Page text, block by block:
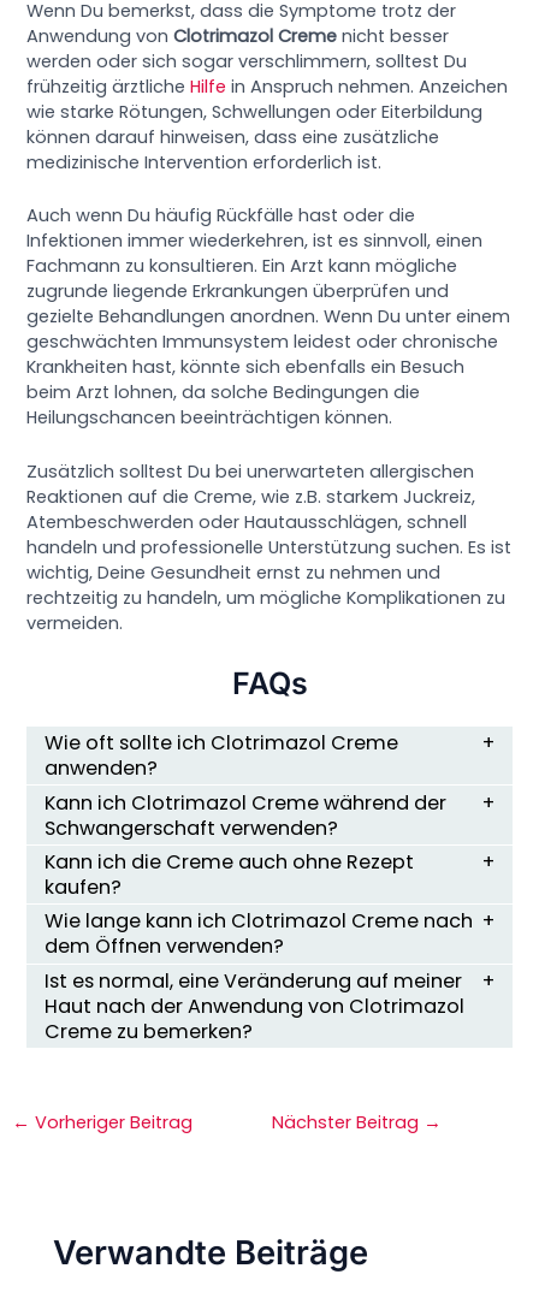
Wenn Du bemerkst, dass die Symptome trotz der
Anwendung vonClotrimazol Creme nicht besser
werden oder sich sogar verschlimmern, solltest Du
frühzeitig ärztlicheHilfe in Anspruch nehmen. Anzeichen
wie starke Rötungen, Schwellungen oder Eiterbildung
können darauf hinweisen, dass eine zusätzliche
medizinische Intervention erforderlich ist.
Auch wenn Du häufig Rückfälle hast oder die
Infektionen immer wiederkehren, ist es sinnvoll, einen
Fachmann zu konsultieren. Ein Arzt kann mögliche
zugrunde liegende Erkrankungen überprüfen und
gezielte Behandlungen anordnen. Wenn Du unter einem
geschwächten Immunsystem leidest oder chronische
Krankheiten hast, könnte sich ebenfalls ein Besuch
beim Arzt lohnen, da solche Bedingungen die
Heilungschancen beeinträchtigen können.
Zusätzlich solltest Du bei unerwarteten allergischen
Reaktionen auf die Creme, wie z.B. starkem Juckreiz,
Atembeschwerden oder Hautausschlägen, schnell
handeln und professionelle Unterstützung suchen. Es ist
wichtig, Deine Gesundheit ernst zu nehmen und
rechtzeitig zu handeln, um mögliche Komplikationen zu
vermeiden.
FAQs
Wie oft sollte ich Clotrimazol Creme
anwenden?
Kann ich Clotrimazol Creme während der
Schwangerschaft verwenden?
Kann ich die Creme auch ohne Rezept
kaufen?
Wie lange kann ich Clotrimazol Creme nach
dem Öffnen verwenden?
Ist es normal, eine Veränderung auf meiner
Haut nach der Anwendung von Clotrimazol
Creme zu bemerken?
← Vorheriger Beitrag Nächster Beitrag →
Verwandte Beiträge